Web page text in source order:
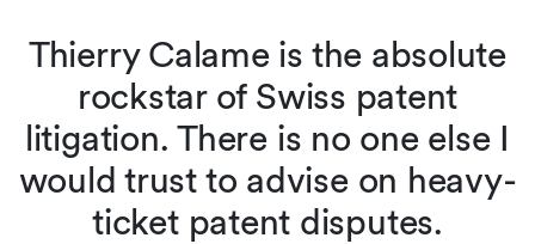
Thierry Calame is the absolute
rockstar of Swiss patent
litigation. There is no one else I
would trust to advise on heavy-
ticket patent disputes.